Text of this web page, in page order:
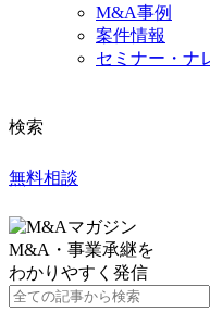
M&A事例
案件情報
セミナー・ナ
検索
無料相談
M&A・事業承継を
わかりやすく発信